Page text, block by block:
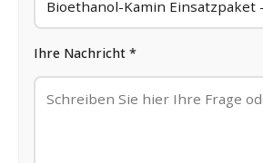
Ihre Nachricht *